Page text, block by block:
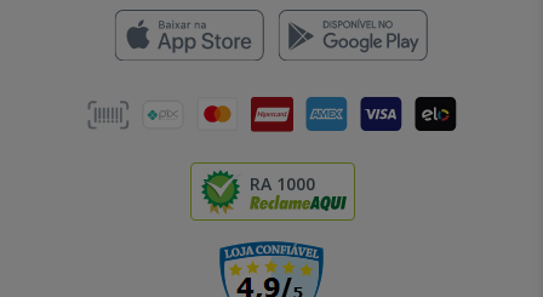
RA 1000